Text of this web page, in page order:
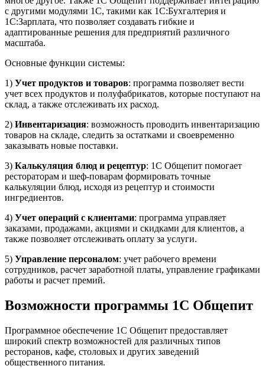
с другими модулями 1С, такими как 1С:Бухгалтерия и
1С:Зарплата, что позволяет создавать гибкие и
адаптированные решения для предприятий различного
масштаба.
Основные функции системы:
1) Учет продуктов и товаров: программа позволяет вести
учет всех продуктов и полуфабрикатов, которые поступают на
склад, а также отслеживать их расход.
2) Инвентаризация: возможность проводить инвентаризацию
товаров на складе, следить за остатками и своевременно
заказывать новые поставки.
3) Калькуляция блюд и рецептур: 1С Общепит помогает
рестораторам и шеф-поварам формировать точные
калькуляции блюд, исходя из рецептур и стоимости
ингредиентов.
4) Учет операций с клиентами: программа управляет
заказами, продажами, акциями и скидками для клиентов, а
также позволяет отслеживать оплату за услуги.
5) Управление персоналом: учет рабочего времени
сотрудников, расчет заработной платы, управление графиками
работы и расчет премий.
Возможности программы 1С Общепит
Программное обеспечение 1С Общепит предоставляет
широкий спектр возможностей для различных типов
ресторанов, кафе, столовых и других заведений
общественного питания.